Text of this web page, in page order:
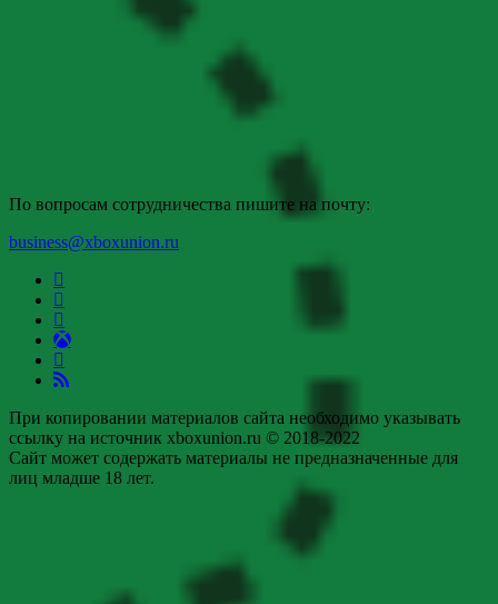
По вопросам сотрудничества пишите на почту:
business@xboxunion.ru
При копировании материалов сайта необходимо указывать
ссылку на источник xboxunion.ru © 2018-2022
Сайт может содержать материалы не предназначенные для
лиц младше 18 лет.